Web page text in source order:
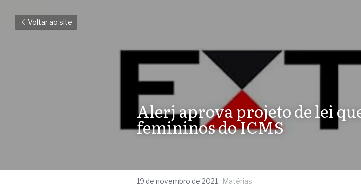
Voltar ao site
Alerj aprova projeto de lei
femininos do ICMS
19 de novembro de 2021 · Matérias